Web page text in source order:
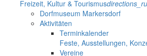
Freizeit, Kultur & Tourismus
Dorfmuseum Markersdorf
Aktivitäten
Terminkalender
Feste, Ausstellungen,
Vereine